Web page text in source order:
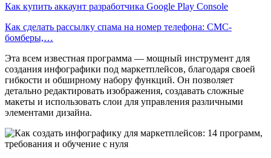
Как купить аккаунт разработчика Google Play Console
Как сделать рассылку спама на номер телефона: СМС-
бомберы,…
Эта всем известная программа — мощный инструмент для
создания инфографики под маркетплейсов, благодаря своей
гибкости и обширному набору функций. Он позволяет
детально редактировать изображения, создавать сложные
макеты и использовать слои для управления различными
элементами дизайна.